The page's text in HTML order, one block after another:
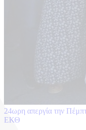
24ωρη απεργία την
ΕΚΘ